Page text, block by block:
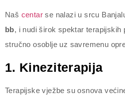
Naš centar se nalazi u srcu
bb, i nudi širok spektar terapijskih
stručno osoblje uz savremenu
1. Kineziterapija
Terapijske vježbe su osnova